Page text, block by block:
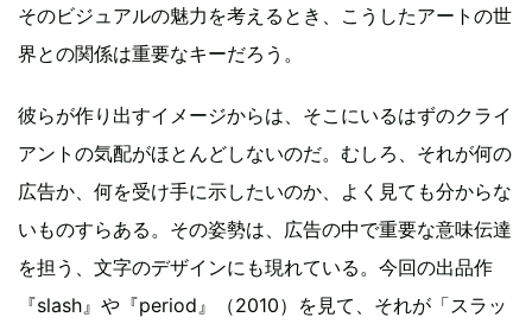
そのビジュアルの魅力を考えるとき、こうしたアートの世
界との関係は重要なキーだろう。
彼らが作り出すイメージからは、そこにいるはずのクライ
アントの気配がほとんどしないのだ。むしろ、それが何の
広告か、何を受け手に示したいのか、よく見ても分からな
いものすらある。その姿勢は、広告の中で重要な意味伝達
を担う、文字のデザインにも現れている。今回の出品作
『slash』や『period』（2010）を見て、それが「スラッ